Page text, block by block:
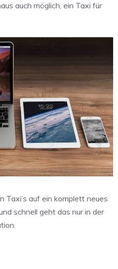
auch möglich, ein Taxi für
Taxi’s auf ein komplett neues
schnell geht das nur in der